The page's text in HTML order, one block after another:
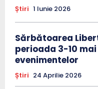
Știri 1 Iunie 2026
Sărbătoarea
perioada 3-10
evenimentelor
Știri 24 Aprilie 2026